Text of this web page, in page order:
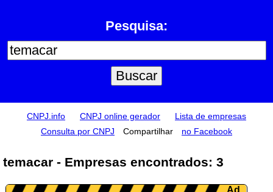
Pesquisa:
CNPJ.info CNPJ online gerador
Lista de empresas
Consulta por CNPJ
Compartilhar no Facebook
temacar - Empresas encontrados: 3